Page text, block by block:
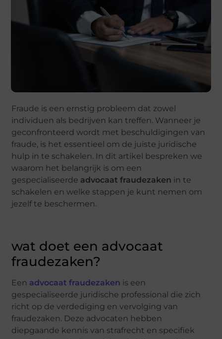
Fraude is een ernstig probleem dat zowel
individuen als bedrijven kan treffen. Wanneer je
geconfronteerd wordt met beschuldigingen van
fraude, is het essentieel om de juiste juridische
hulp in te schakelen. In dit artikel bespreken we
waarom het belangrijk is om een
gespecialiseerde advocaat fraudezaken in te
schakelen en welke stappen je kunt nemen om
jezelf te beschermen.
wat doet een advocaat
fraudezaken?
Een advocaat fraudezaken is een
gespecialiseerde juridische professional die zich
richt op de verdediging en vervolging van
fraudezaken. Deze advocaten hebben
diepgaande kennis van strafrecht en specifiek